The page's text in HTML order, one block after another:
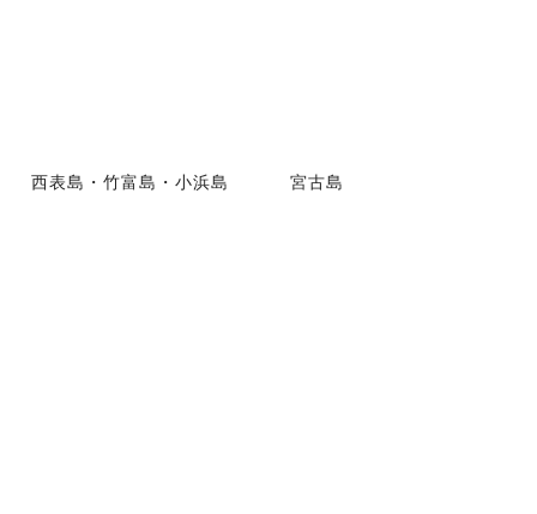
西表島・竹富島・小浜島 宮古島